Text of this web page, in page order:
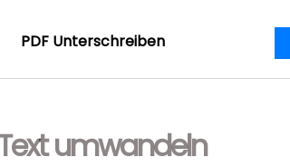
PDF Unterschreiben
umwandeln